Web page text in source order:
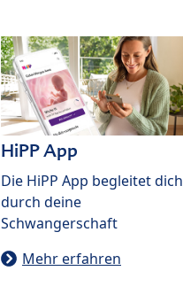
HiPP App
Die HiPP App begleitet dich
durch deine
Schwangerschaft
Mehr erfahren